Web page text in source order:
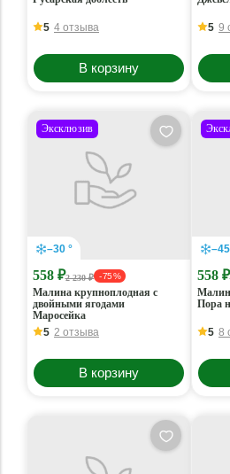
5 4 отзыва
В корзину
5 9
Эксклюзив
–30 °
558 ₽2 230 ₽ - 75 %
Малина крупноплодная с
двойными ягодами
Маросейка
5 2 отзыва
В корзину
558 ₽
Пора
5 8